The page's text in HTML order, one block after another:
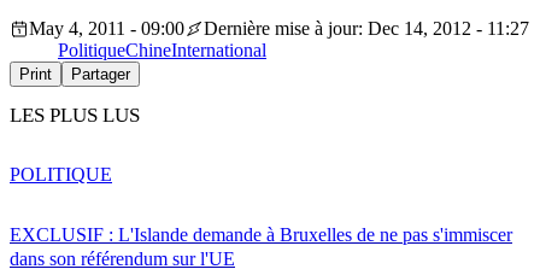
May 4, 2011 - 09:00
Dernière mise à jour: Dec 14, 2012 - 11:27
PolitiqueChineInternational
Print Partager
LES PLUS LUS
EXCLUSIF : L'Islande demande à Bruxelles de ne pas s'immiscer
dans son référendum sur l'UE
POLITIQUE